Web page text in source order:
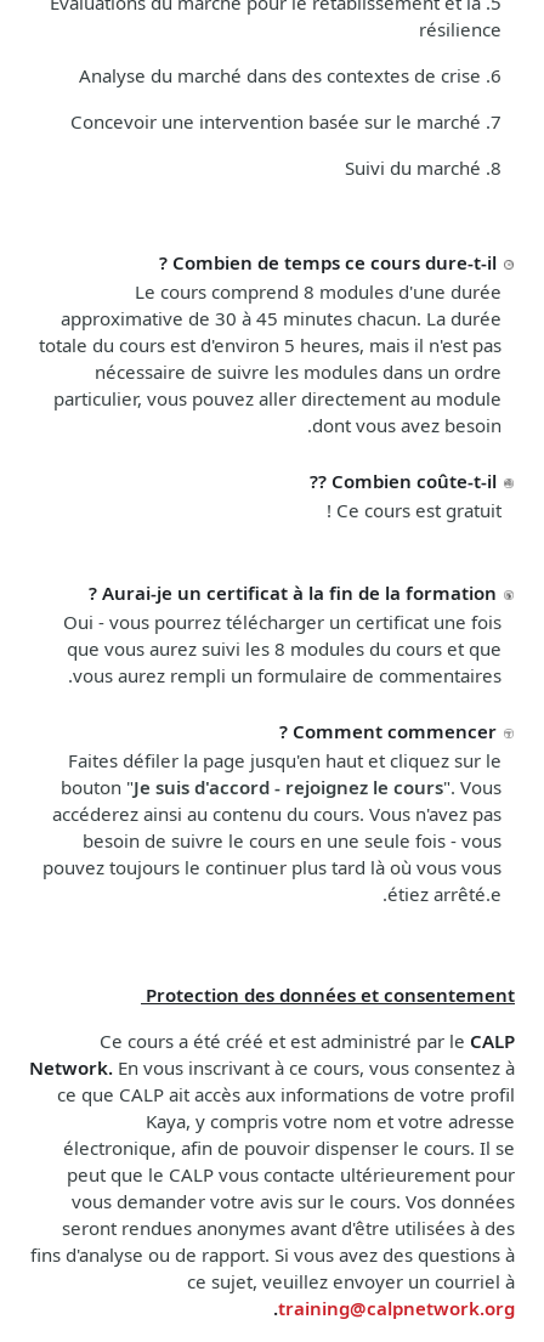
résilience
6.
Analyse du marché dans des contextes de crise
7.
Concevoir une intervention basée sur le marché
8.
Suivi du marché
Combien de temps ce cours dure-t-il ?
Le cours comprend 8 modules d'une durée
approximative de 30 à 45 minutes chacun. La durée
totale du cours est d'environ 5 heures, mais il n'est pas
nécessaire de suivre les modules dans un ordre
particulier, vous pouvez aller directement au module
dont vous avez besoin.
Ce cours est gratuit !
Oui - vous pourrez télécharger un certificat une fois
que vous aurez suivi les 8 modules du cours et que
vous aurez rempli un formulaire de commentaires.
Faites défiler la page jusqu'en haut et cliquez sur le
bouton "Je suis d'accord - rejoignez le cours". Vous
accéderez ainsi au contenu du cours. Vous n'avez pas
besoin de suivre le cours en une seule fois - vous
pouvez toujours le continuer plus tard là où vous vous
étiez arrêté.e.
Protection des données et consentement
Ce cours a été créé et est administré par le CALP
Network. En vous inscrivant à ce cours, vous consentez à
ce que CALP ait accès aux informations de votre profil
Kaya, y compris votre nom et votre adresse
électronique, afin de pouvoir dispenser le cours. Il se
peut que le CALP vous contacte ultérieurement pour
vous demander votre avis sur le cours. Vos données
seront rendues anonymes avant d'être utilisées à des
fins d'analyse ou de rapport. Si vous avez des questions à
ce sujet, veuillez envoyer un courriel à
training@calpnetwork.org
.